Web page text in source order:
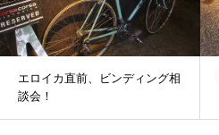
エロイカ直前、ビンディング相
談会！